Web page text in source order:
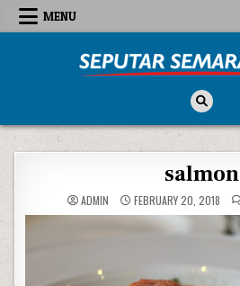
Skip to content
MENU
salmon
ADMIN FEBRUARY 20, 2018